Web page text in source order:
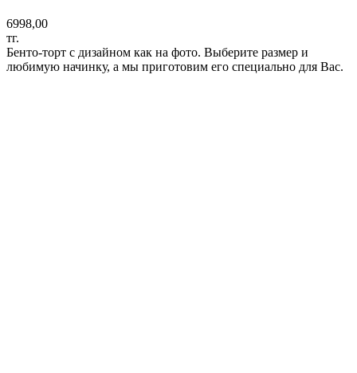
6998,00
тг.
Бенто-торт с дизайном как на фото. Выберите размер и
любимую начинку, а мы приготовим его специально для Вас.